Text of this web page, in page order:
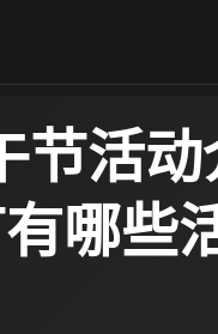
节活
哪些